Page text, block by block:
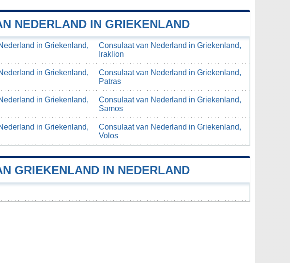
NEDERLAND IN GRIEKENLAND
in Griekenland,
Consulaat van Nederland in Griekenland,
Iraklion
in Griekenland,
Consulaat van Nederland in Griekenland,
Patras
in Griekenland,
Consulaat van Nederland in Griekenland,
Samos
in Griekenland,
Consulaat van Nederland in Griekenland,
Volos
GRIEKENLAND IN NEDERLAND